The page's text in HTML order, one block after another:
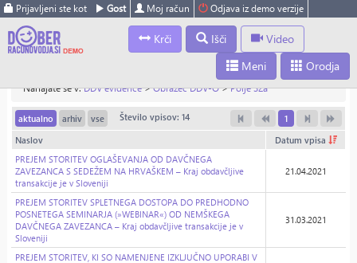
Prijavljeni ste kot Gost Moj račun Odjava iz demo verzije
Krči Išči
Video
Orodja
Meni
Nahajate se v:DDV evidence>Obrazec DDV-O>Polje 32a
aktualno arhiv vse Število vpisov: 14 1
Naslov
Datum vpisa
PREJEM STORITEV OGLAŠEVANJA OD DAVČNEGA
ZAVEZANCA S SEDEŽEM NA HRVAŠKEM – Kraj obdavčljive
transakcije je v Sloveniji
21.04.2021
PREJEM STORITEV SPLETNEGA DOSTOPA DO PREDHODNO
POSNETEGA SEMINARJA (»WEBINAR«) OD NEMŠKEGA
DAVČNEGA ZAVEZANCA – Kraj obdavčljive transakcije je v
Sloveniji
31.03.2021
PREJEM STORITEV, KI SO NAMENJENE IZKLJUČNO UPORABI V